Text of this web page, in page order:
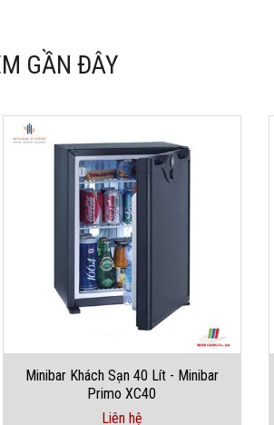
GẦN ĐÂY
Minibar Khách Sạn 40 Lít - Minibar
Primo XC40
Liên hệ